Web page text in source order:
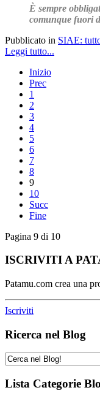
È sempre
comunque fuori
Pubblicato in SIAE:
Leggi tutto...
Inizio
Prec
1
2
3
4
5
6
7
8
9
10
Succ
Fine
Pagina 9 di 10
ISCRIVITI A
Patamu.com crea una
Iscriviti
Ricerca nel Blog
Lista Categorie